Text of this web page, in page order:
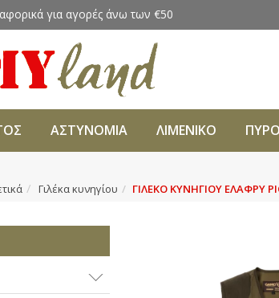
για αγορές άνω των €50
ΑΣΤΥΝΟΜΙΑ ΛΙΜΕΝΙΚΟ
Γιλέκα κυνηγίου ΓΙΛΕΚΟ ΚΥΝΗΓΙΟΥ ΕΛΑΦΡΥ